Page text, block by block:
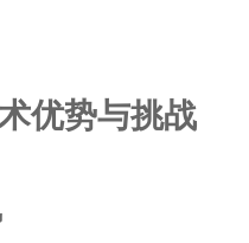
优势与挑战